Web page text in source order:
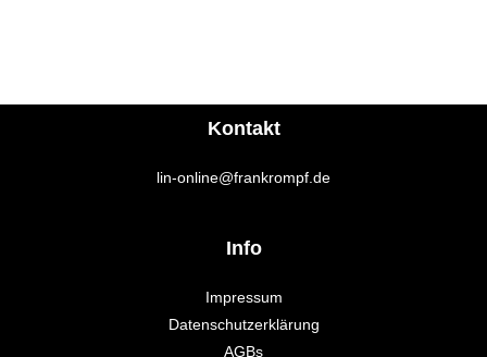
Kontakt
lin-online@frankrompf.de
Info
Impressum
Datenschutzerklärung
AGBs